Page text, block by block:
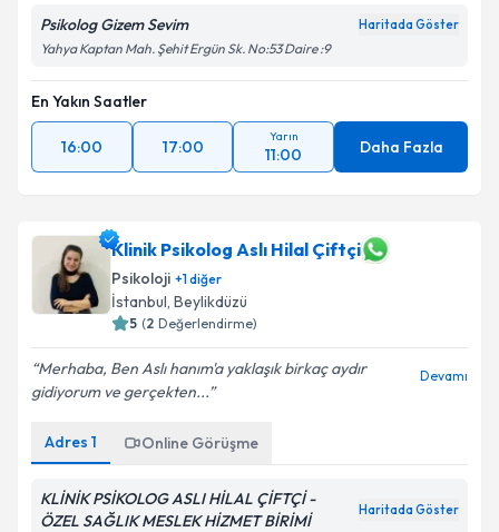
Psikolog Gizem Sevim Haritada Göster
Yahya Kaptan Mah. Şehit Ergün Sk. No:53 Daire :9
En Yakın Saatler
16:00 17:00
Yarın
11:00 Daha Fazla
Klinik Psikolog Aslı Hilal Çiftçi
Psikoloji +1diğer
İstanbul, Beylikdüzü
5 (2 Değerlendirme)
Merhaba, Ben Aslı hanım'a yaklaşık birkaç aydır
gidiyorum ve gerçekten...
Devamı
Adres 1 Online Görüşme
KLİNİK PSİKOLOG ASLI HİLAL ÇİFTÇİ -
ÖZEL SAĞLIK MESLEK HİZMET BİRİMİ
Haritada Göster